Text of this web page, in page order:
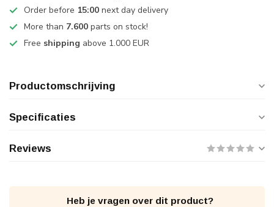
Order before 15:00 next day delivery
More than 7.600 parts on stock!
Free shipping above 1.000 EUR
Productomschrijving
Specificaties
Reviews
Heb je vragen over dit product?